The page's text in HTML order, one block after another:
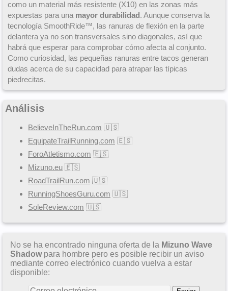
como un material más resistente (X10) en las zonas más
expuestas para una mayor durabilidad. Aunque conserva la
tecnología SmoothRide™, las ranuras de flexión en la parte
delantera ya no son transversales sino diagonales, así que
habrá que esperar para comprobar cómo afecta al conjunto.
Como curiosidad, las pequeñas ranuras entre tacos generan
dudas acerca de su capacidad para atrapar las típicas
piedrecitas.
Análisis
BelieveInTheRun.com 🇺🇸
EquipateTrailRunning.com 🇪🇸
ForoAtletismo.com 🇪🇸
Mizuno.eu 🇪🇸
RoadTrailRun.com 🇺🇸
RunningShoesGuru.com 🇺🇸
SoleReview.com 🇺🇸
No se ha encontrado ninguna oferta de la Mizuno Wave
Shadowpara hombre pero es posible recibir un aviso
mediante correo electrónico cuando vuelva a estar
disponible: